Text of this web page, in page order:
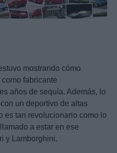
mostrando cómo
fabricante
años de sequía. Además, lo
un deportivo de altas
es tan revolucionario como lo
a estar en ese
y Lamborghini.